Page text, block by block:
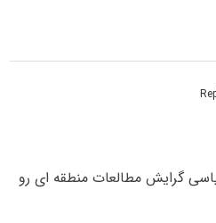
گرایش مطالعات منطقه ای رو